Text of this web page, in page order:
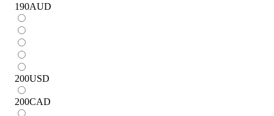
190AUD
200USD
200CAD